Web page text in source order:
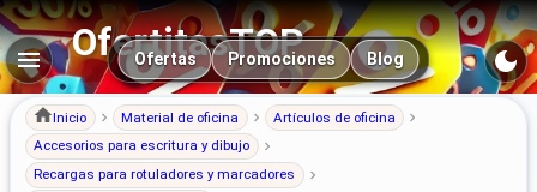
OfertitasTOP
Navegación principal
Ofertas Promociones Blog
Inicio Material de oficina
Artículos de oficina
Accesorios para escritura y dibujo
Recargas para rotuladores y marcadores